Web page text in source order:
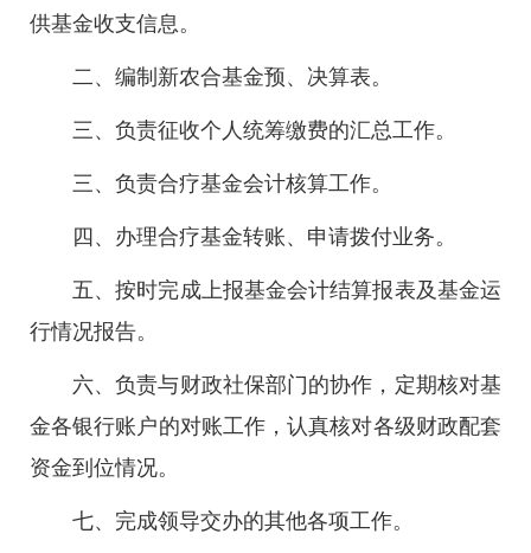
供基金收支信息。
二、编制新农合基金预、决算表。
三、负责征收个人统筹缴费的汇总工作。
三、负责合疗基金会计核算工作。
四、办理合疗基金转账、申请拨付业务。
五、按时完成上报基金会计结算报表及基金运
行情况报告。
六、负责与财政社保部门的协作，定期核对基
金各银行账户的对账工作，认真核对各级财政配套
资金到位情况。
七、完成领导交办的其他各项工作。